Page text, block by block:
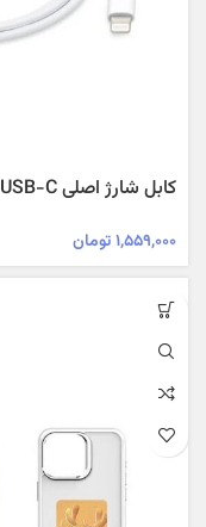
شارژ سریع آیفون و آیپد
۱,۵۵۹,۰۰۰تومان